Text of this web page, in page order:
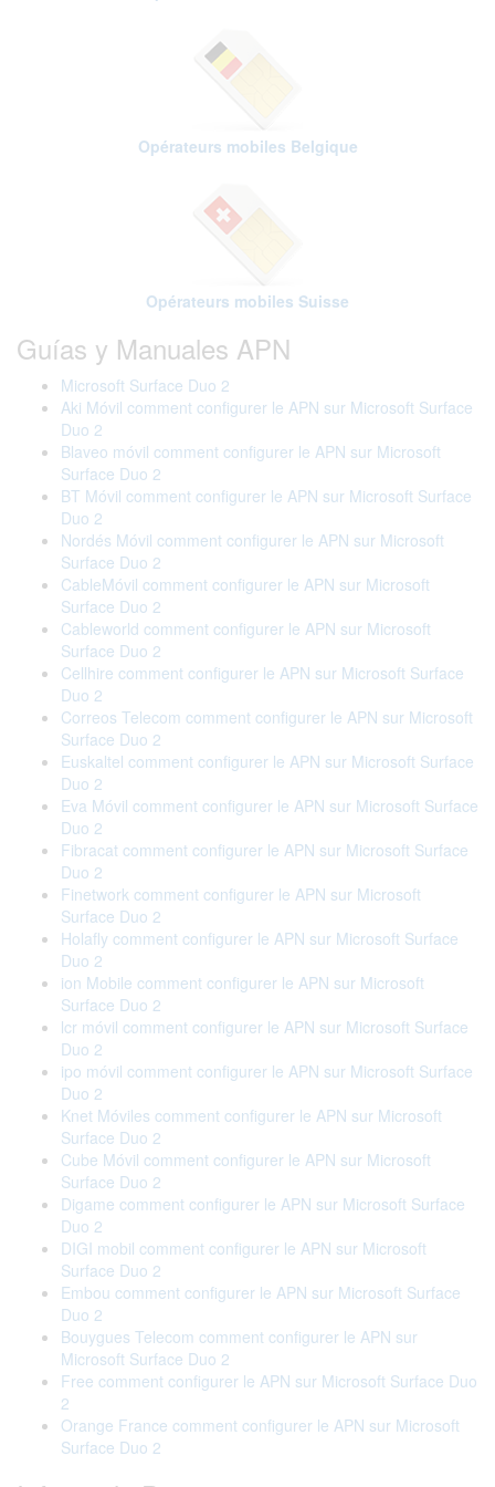
Opérateurs mobiles Belgique
Opérateurs mobiles Suisse
Guías y Manuales APN
Microsoft Surface Duo 2
Aki Móvil comment configurer le APN sur Microsoft Surface
Duo 2
Blaveo móvil comment configurer le APN sur Microsoft
Surface Duo 2
BT Móvil comment configurer le APN sur Microsoft Surface
Duo 2
Nordés Móvil comment configurer le APN sur Microsoft
Surface Duo 2
CableMóvil comment configurer le APN sur Microsoft
Surface Duo 2
Cableworld comment configurer le APN sur Microsoft
Surface Duo 2
Cellhire comment configurer le APN sur Microsoft Surface
Duo 2
Correos Telecom comment configurer le APN sur Microsoft
Surface Duo 2
Euskaltel comment configurer le APN sur Microsoft Surface
Duo 2
Eva Móvil comment configurer le APN sur Microsoft Surface
Duo 2
Fibracat comment configurer le APN sur Microsoft Surface
Duo 2
Finetwork comment configurer le APN sur Microsoft
Surface Duo 2
Holafly comment configurer le APN sur Microsoft Surface
Duo 2
ion Mobile comment configurer le APN sur Microsoft
Surface Duo 2
lcr móvil comment configurer le APN sur Microsoft Surface
Duo 2
ipo móvil comment configurer le APN sur Microsoft Surface
Duo 2
Knet Móviles comment configurer le APN sur Microsoft
Surface Duo 2
Cube Móvil comment configurer le APN sur Microsoft
Surface Duo 2
Digame comment configurer le APN sur Microsoft Surface
Duo 2
DIGI mobil comment configurer le APN sur Microsoft
Surface Duo 2
Embou comment configurer le APN sur Microsoft Surface
Duo 2
Bouygues Telecom comment configurer le APN sur
Microsoft Surface Duo 2
Free comment configurer le APN sur Microsoft Surface Duo
2
Orange France comment configurer le APN sur Microsoft
Surface Duo 2